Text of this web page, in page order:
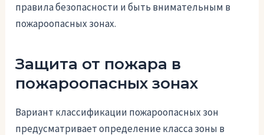
правила безопасности и быть внимательным в
пожароопасных зонах.
Защита от пожара в
пожароопасных зонах
Вариант классификации пожароопасных зон
предусматривает определение класса зоны в